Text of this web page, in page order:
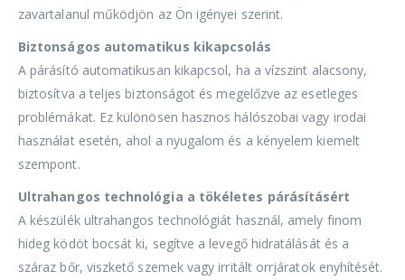
zavartalanul működjön az Ön igényei szerint.
Biztonságos automatikus kikapcsolás
A párásító automatikusan kikapcsol, ha a vízszint alacsony,
biztosítva a teljes biztonságot és megelőzve az esetleges
problémákat. Ez különösen hasznos hálószobai vagy irodai
használat esetén, ahol a nyugalom és a kényelem kiemelt
szempont.
Ultrahangos technológia a tökéletes párásításért
A készülék ultrahangos technológiát használ, amely finom
hideg ködöt bocsát ki, segítve a levegő hidratálását és a
száraz bőr, viszkető szemek vagy irritált orrjáratok enyhítését.